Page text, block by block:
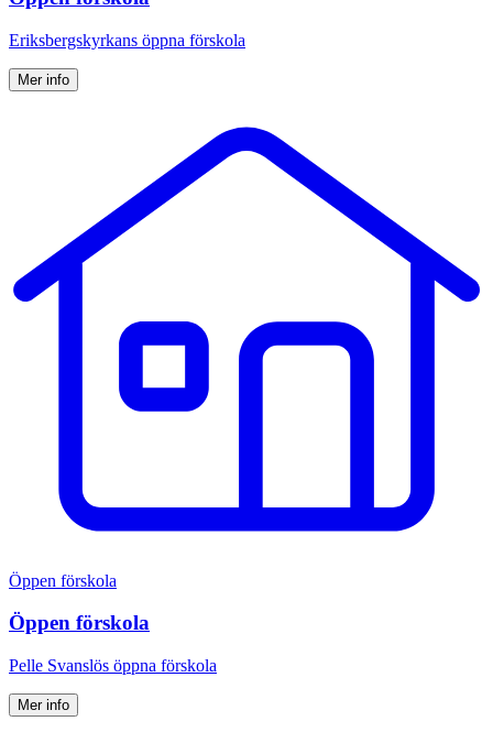
Eriksbergskyrkans öppna förskola
Mer info
Öppen förskola
Öppen förskola
Pelle Svanslös öppna förskola
Mer info